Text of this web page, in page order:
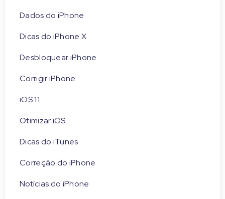
Dados do iPhone
Dicas do iPhone X
Desbloquear iPhone
Corrigir iPhone
iOS 11
Otimizar iOS
Dicas do iTunes
Correção do iPhone
Notícias do iPhone